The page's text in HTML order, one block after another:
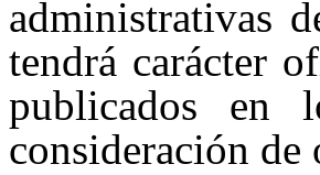
administrativas
tendrá carácter
publicados en
consideración